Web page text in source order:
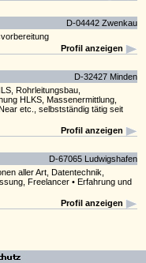
D-04442 Zwenkau
Profil anzeigen
D-32427 Minden
Rohrleitungsbau,
HLKS, Massenermittlung,
etc., selbstständig tätig seit
Profil anzeigen
D-67065 Ludwigshafen
aller Art, Datentechnik,
Freelancer • Erfahrung und
Profil anzeigen